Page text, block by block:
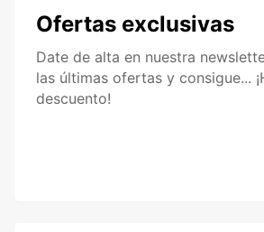
Ofertas exclusivas
Date de alta en nuestra
las últimas ofertas y consigue...
descuento!